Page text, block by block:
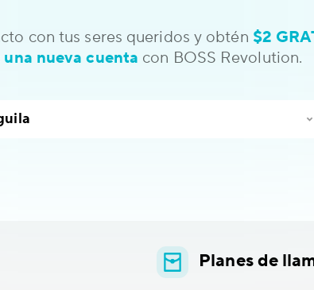
con tus seres queridos y obtén $2
una nueva cuenta con BOSS Revolution.
Planes de